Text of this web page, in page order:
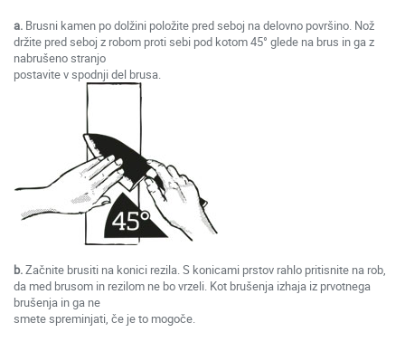
a. Brusni kamen po dolžini položite pred seboj na delovno površino. Nož
držite pred seboj z robom proti sebi pod kotom 45° glede na brus in ga z
nabrušeno stranjo
postavite v spodnji del brusa.
b.Začnite brusiti na konici rezila. S konicami prstov rahlo pritisnite na rob,
da med brusom in rezilom ne bo vrzeli. Kot brušenja izhaja iz prvotnega
brušenja in ga ne
smete spreminjati, če je to mogoče.